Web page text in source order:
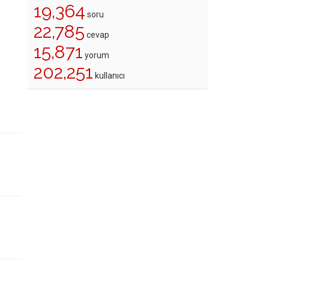
19,364 soru
22,785 cevap
15,871 yorum
202,251 kullanıcı